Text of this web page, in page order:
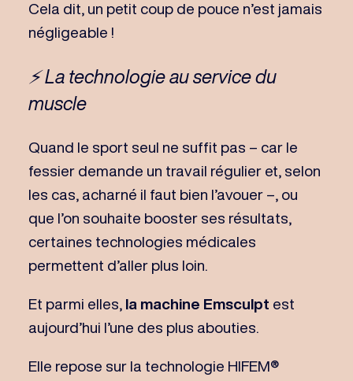
Cela dit, un petit coup de pouce n’est jamais
négligeable !
⚡ La technologie au service du
muscle
Quand le sport seul ne suffit pas – car le
fessier demande un travail régulier et, selon
les cas, acharné il faut bien l’avouer –, ou
que l’on souhaite booster ses résultats,
certaines technologies médicales
permettent d’aller plus loin.
Et parmi elles, la machine Emsculpt est
aujourd’hui l’une des plus abouties.
Elle repose sur la technologie HIFEM®